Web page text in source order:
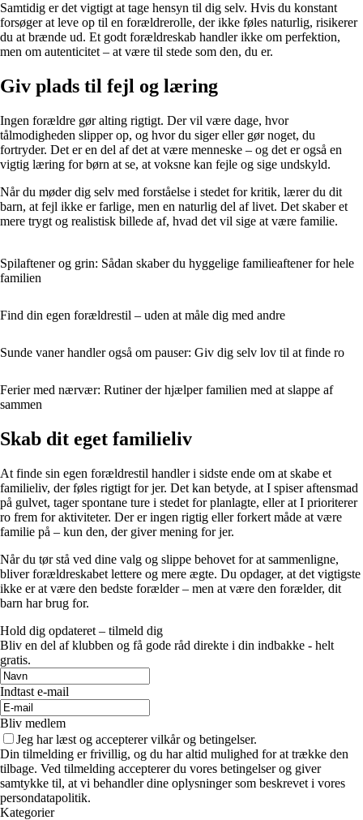
Samtidig er det vigtigt at tage hensyn til dig selv. Hvis du konstant
forsøger at leve op til en forældrerolle, der ikke føles naturlig, risikerer
du at brænde ud. Et godt forældreskab handler ikke om perfektion,
men om autenticitet – at være til stede som den, du er.
Giv plads til fejl og læring
Ingen forældre gør alting rigtigt. Der vil være dage, hvor
tålmodigheden slipper op, og hvor du siger eller gør noget, du
fortryder. Det er en del af det at være menneske – og det er også en
vigtig læring for børn at se, at voksne kan fejle og sige undskyld.
Når du møder dig selv med forståelse i stedet for kritik, lærer du dit
barn, at fejl ikke er farlige, men en naturlig del af livet. Det skaber et
mere trygt og realistisk billede af, hvad det vil sige at være familie.
Spilaftener og grin: Sådan skaber du hyggelige familieaftener for hele
familien
Find din egen forældrestil – uden at måle dig med andre
Sunde vaner handler også om pauser: Giv dig selv lov til at finde ro
Ferier med nærvær: Rutiner der hjælper familien med at slappe af
sammen
Skab dit eget familieliv
At finde sin egen forældrestil handler i sidste ende om at skabe et
familieliv, der føles rigtigt for jer. Det kan betyde, at I spiser aftensmad
på gulvet, tager spontane ture i stedet for planlagte, eller at I prioriterer
ro frem for aktiviteter. Der er ingen rigtig eller forkert måde at være
familie på – kun den, der giver mening for jer.
Når du tør stå ved dine valg og slippe behovet for at sammenligne,
bliver forældreskabet lettere og mere ægte. Du opdager, at det vigtigste
ikke er at være den bedste forælder – men at være den forælder, dit
barn har brug for.
Hold dig opdateret – tilmeld dig
Bliv en del af klubben og få gode råd direkte i din indbakke - helt
gratis.
Indtast e-mail
Bliv medlem
Jeg har læst og accepterer vilkår og betingelser.
Din tilmelding er frivillig, og du har altid mulighed for at trække den
tilbage. Ved tilmelding accepterer du vores betingelser og giver
samtykke til, at vi behandler dine oplysninger som beskrevet i vores
persondatapolitik.
Kategorier